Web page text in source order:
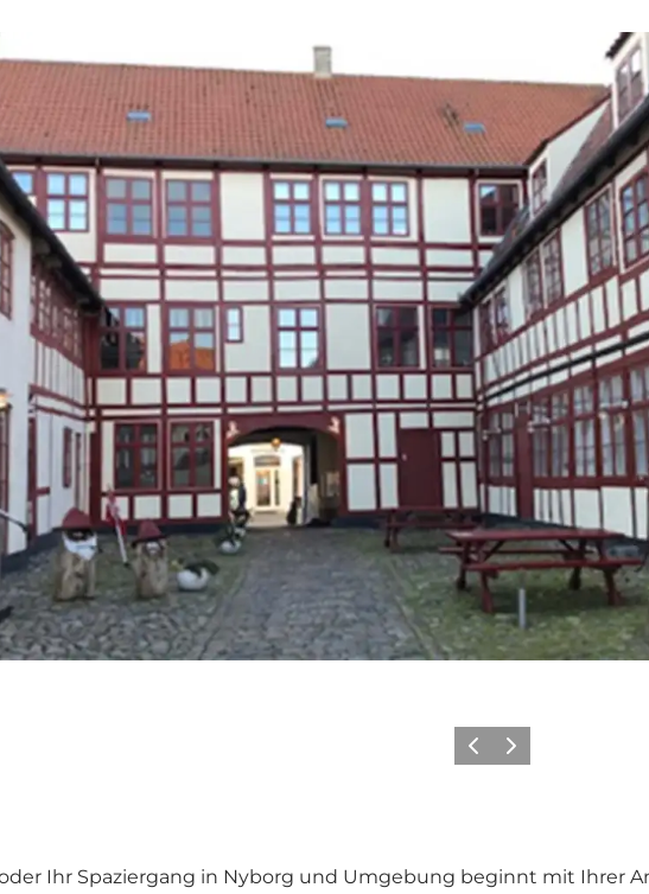
ZurückWeiter
Ihr Spaziergang in Nyborg und Umgebung beginnt mit Ihrer